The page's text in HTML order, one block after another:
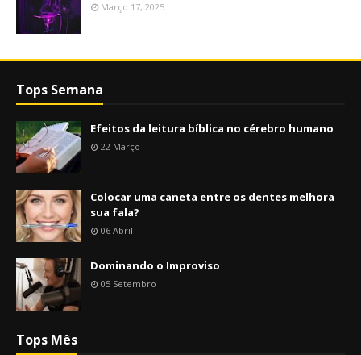
Março 17, 2025
Tops Semana
Efeitos da leitura bíblica no cérebro humano
22 Março
Colocar uma caneta entre os dentes melhora
sua fala?
06 Abril
Dominando o Improviso
05 Setembro
Tops Mês